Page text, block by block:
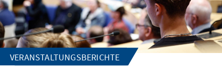
VERANSTALTUNGSBERICHTE